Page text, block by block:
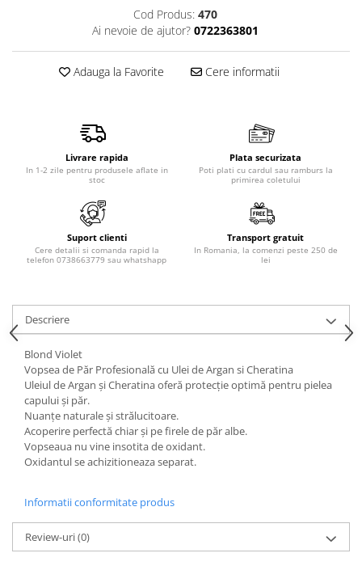
Ruj si creion buze
Aplicatoare si pensule machiaj
Periute de dinti
Pasta de dinti
Apa de gura
Adeziv dentar si ingrijire proteza
Igiena intima
Tampoane si absorbante
Produse manichiura & pedichiura
Oja si lac de unghii
Accesorii manichiura & pedichiura
Scutece adulti
Seturi cadou
Cod Produs: 470
Ai nevoie de ajutor? 0722363801
Adauga la Favorite Cere informatii
Livrare rapida
In 1-2 zile pentru produsele aflate in
stoc
Plata securizata
Poti plati cu cardul sau ramburs la
primirea coletului
Suport clienti
Cere detalii si comanda rapid la
telefon 0738663779 sau whatshapp
Transport gratuit
In Romania, la comenzi peste 250 de
lei
Descriere
Blond Violet
Vopsea de Păr Profesională cu Ulei de Argan si Cheratina
Uleiul de Argan şi Cheratina oferă protecţie optimă pentru pielea
capului şi păr.
Nuanţe naturale şi strălucitoare.
Acoperire perfectă chiar şi pe firele de păr albe.
Vopseaua nu vine insotita de oxidant.
Oxidantul se achizitioneaza separat.
Informatii conformitate produs
Review-uri(0)